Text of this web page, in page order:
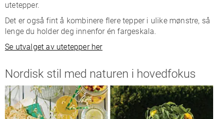
utetepper.
Det er også fint å kombinere flere tepper i ulike mønstre, så
lenge du holder deg innenfor én fargeskala.
Se utvalget av utetepper her
Nordisk stil med naturen i hovedfokus